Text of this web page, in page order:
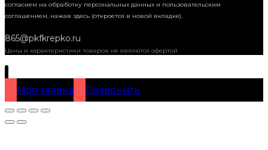
согласием на обработку персональных данных и пользовательским
соглашением, нажав здесь (откроется в новой вкладке).
865@pkfkrepko.ru
Цены и характеристики товаров не являются офертой
Моя заявка Позвонить